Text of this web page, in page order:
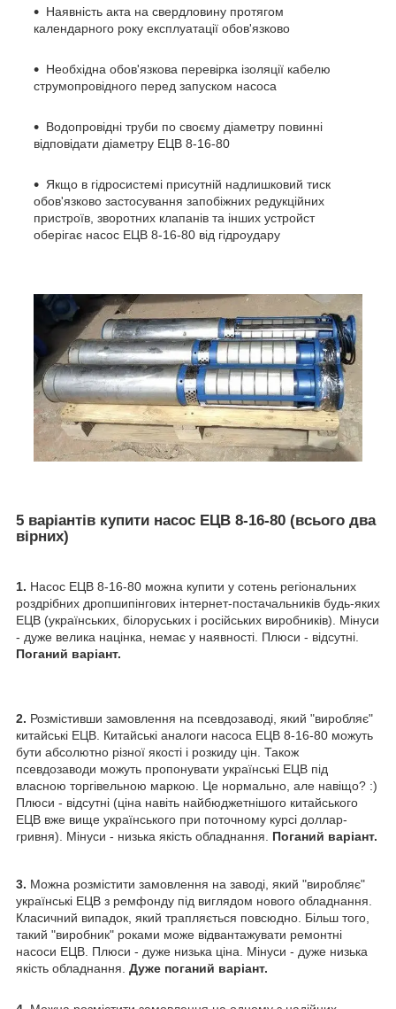
Наявність акта на свердловину протягом
календарного року експлуатації обов'язково
Необхідна обов'язкова перевірка ізоляції кабелю
струмопровідного перед запуском насоса
Водопровідні труби по своєму діаметру повинні
відповідати діаметру ЕЦВ 8-16-80
Якщо в гідросистемі присутній надлишковий тиск
обов'язково застосування запобіжних редукційних
пристроїв, зворотних клапанів та інших устройст
оберігає насос ЕЦВ 8-16-80 від гідроудару
5 варіантів купити насос ЕЦВ 8-16-80 (всього два
вірних)
1. Насос ЕЦВ 8-16-80 можна купити у сотень регіональних
роздрібних дропшипінгових інтернет-постачальників будь-яких
ЕЦВ (українських, білоруських і російських виробників). Мінуси
- дуже велика націнка, немає у наявності. Плюси - відсутні.
Поганий варіант.
2. Розмістивши замовлення на псевдозаводі, який "виробляє"
китайські ЕЦВ. Китайські аналоги насоса ЕЦВ 8-16-80 можуть
бути абсолютно різної якості і розкиду цін. Також
псевдозаводи можуть пропонувати українські ЕЦВ під
власною торгівельною маркою. Це нормально, але навіщо? :)
Плюси - відсутні (ціна навіть найбюджетнішого китайського
ЕЦВ вже вище українського при поточному курсі доллар-
гривня). Мінуси - низька якість обладнання. Поганий варіант.
3. Можна розмістити замовлення на заводі, який "виробляє"
українські ЕЦВ з ремфонду під виглядом нового обладнання.
Класичний випадок, який трапляється повсюдно. Більш того,
такий "виробник" роками може відвантажувати ремонтні
насоси ЕЦВ. Плюси - дуже низька ціна. Мінуси - дуже низька
якість обладнання. Дуже поганий варіант.